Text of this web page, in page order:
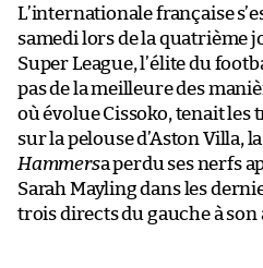
L’internationale française
samedi lors de la quatrième
Super League, l’élite du
pas de la meilleure des
où évolue Cissoko, tenait les
sur la pelouse d’Aston Villa,
Hammersa perdu ses nerfs
Sarah Mayling dans les
trois directs du gauche à son